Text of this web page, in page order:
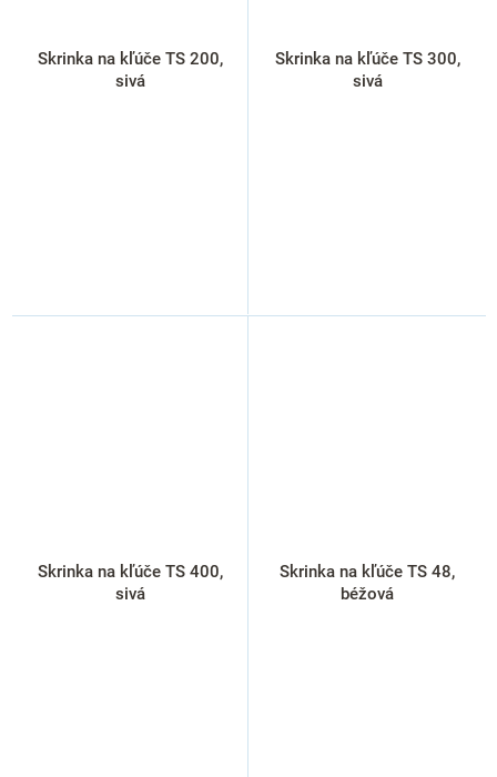
Skrinka na kľúče TS 200,
sivá
Skrinka na kľúče TS 300,
sivá
Skrinka na kľúče TS 400,
sivá
Skrinka na kľúče TS 48,
béžová